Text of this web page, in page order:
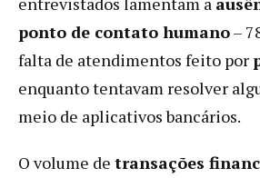
ponto de contato humano–
falta de atendimentos feito por
enquanto tentavam resolver
meio de aplicativos bancários.
O volume de transações